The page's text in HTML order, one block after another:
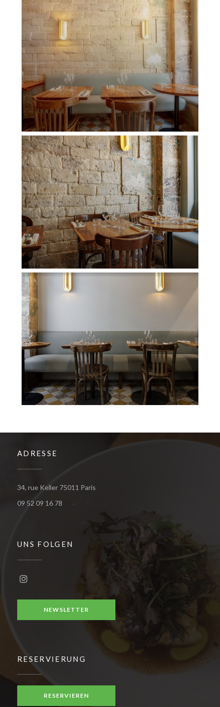
ADRESSE
34, rue Keller 75011 Paris
09 52 09 16 78
UNS FOLGEN
Instagram ((öffnet ein neues Fenster))
NEWSLETTER
RESERVIERUNG
RESERVIEREN
BLANCA RESTAURANT